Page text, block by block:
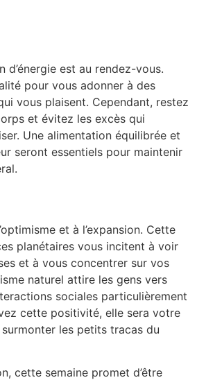
d’énergie est au rendez-vous.
pour vous adonner à des
vous plaisent. Cependant, restez
et évitez les excès qui
Une alimentation équilibrée et
seront essentiels pour maintenir
et à l’expansion. Cette
planétaires vous incitent à voir
et à vous concentrer sur vos
naturel attire les gens vers
sociales particulièrement
cette positivité, elle sera votre
les petits tracas du
cette semaine promet d’être